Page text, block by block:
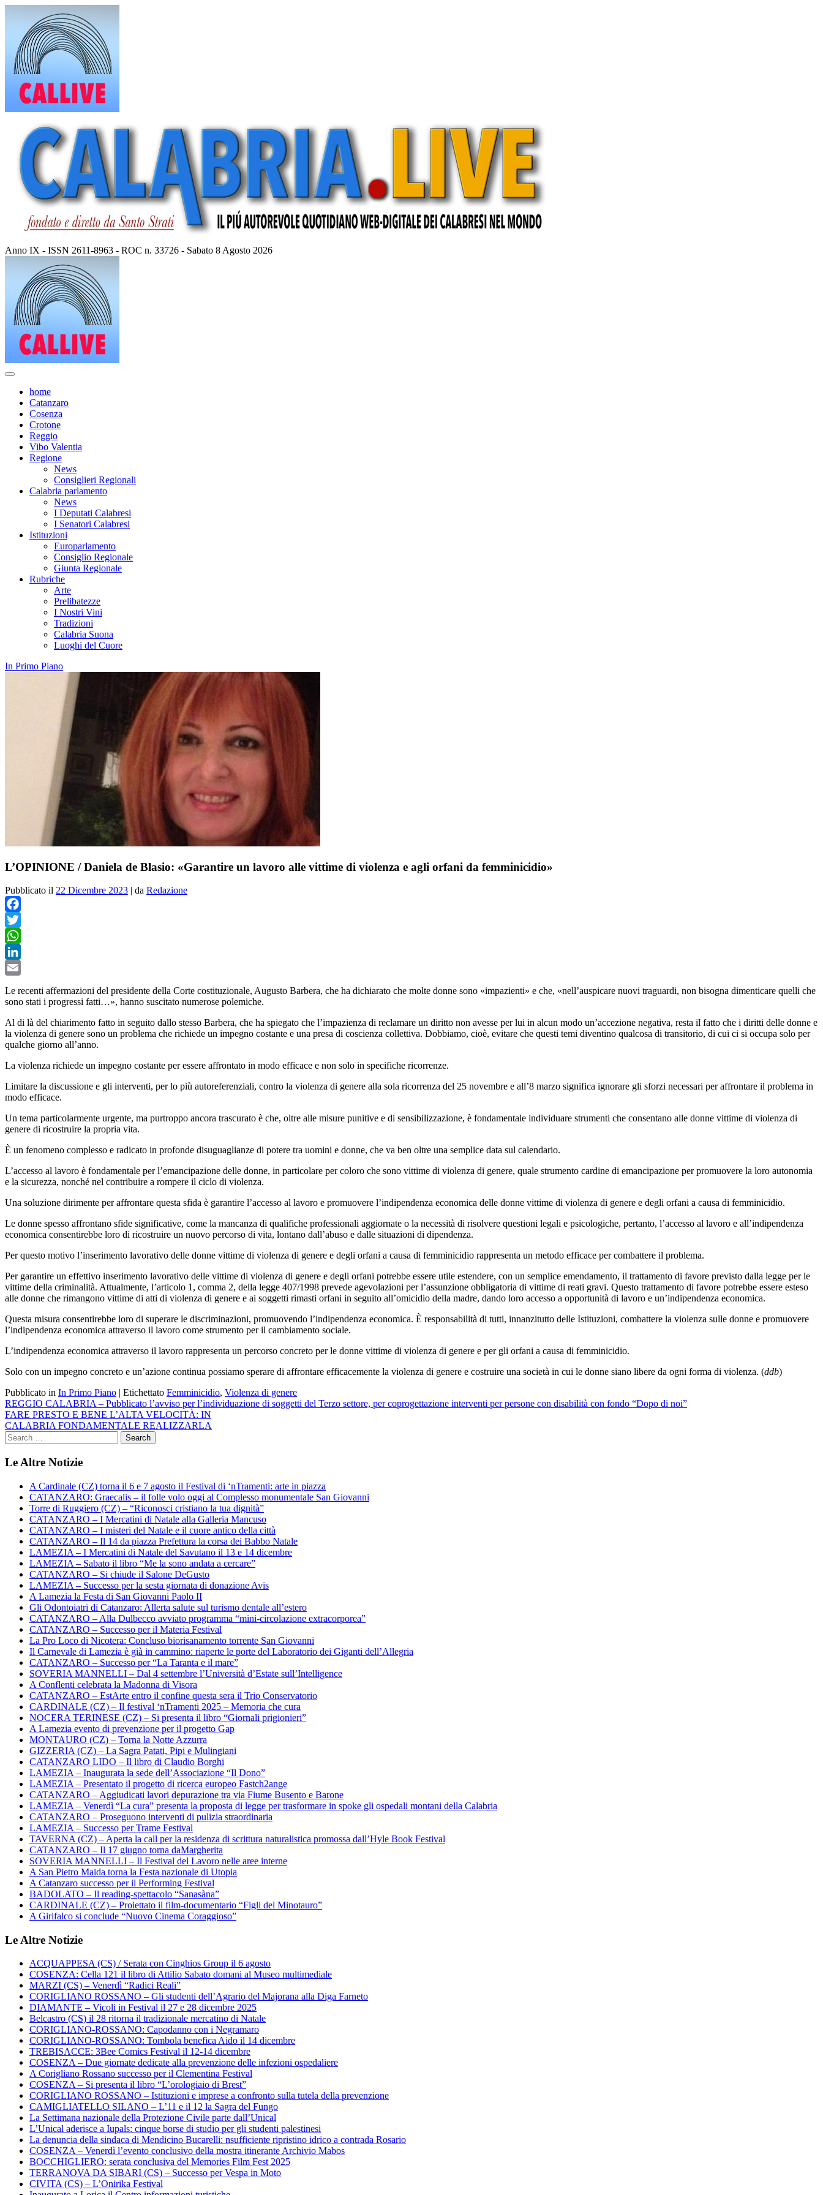
contenuto
Anno IX - ISSN 2611-8963 - ROC n. 33726 - Sabato 8 Agosto 2026
home
Catanzaro
Cosenza
Crotone
Reggio
Vibo Valentia
Regione
News
Consiglieri Regionali
Calabria parlamento
News
I Deputati Calabresi
I Senatori Calabresi
Istituzioni
Europarlamento
Consiglio Regionale
Giunta Regionale
Rubriche
Arte
Prelibatezze
I Nostri Vini
Tradizioni
Calabria Suona
Luoghi del Cuore
In Primo Piano
L’OPINIONE / Daniela de Blasio: «Garantire un lavoro alle vittime di violenza e agli orfani da femminicidio»
Pubblicato il 22 Dicembre 2023 | da Redazione
Facebook
Twitter
WhatsApp
LinkedIn
Le recenti affermazioni del presidente della Corte costituzionale, Augusto Barbera, che ha dichiarato che molte donne sono «impazienti» e che, «nell’auspicare nuovi traguardi, non bisogna dimenticare quelli che
sono stati i progressi fatti…», hanno suscitato numerose polemiche.
Al di là del chiarimento fatto in seguito dallo stesso Barbera, che ha spiegato che l’impazienza di reclamare un diritto non avesse per lui in alcun modo un’accezione negativa, resta il fatto che i diritti delle donne e
la violenza di genere sono un problema che richiede un impegno costante e una presa di coscienza collettiva. Dobbiamo, cioè, evitare che questi temi diventino qualcosa di transitorio, di cui ci si occupa solo per
qualche giorno all’anno.
La violenza richiede un impegno costante per essere affrontato in modo efficace e non solo in specifiche ricorrenze.
Limitare la discussione e gli interventi, per lo più autoreferenziali, contro la violenza di genere alla sola ricorrenza del 25 novembre e all’8 marzo significa ignorare gli sforzi necessari per affrontare il problema in
modo efficace.
Un tema particolarmente urgente, ma purtroppo ancora trascurato è che, oltre alle misure punitive e di sensibilizzazione, è fondamentale individuare strumenti che consentano alle donne vittime di violenza di
genere di ricostruire la propria vita.
È un fenomeno complesso e radicato in profonde disuguaglianze di potere tra uomini e donne, che va ben oltre una semplice data sul calendario.
L’accesso al lavoro è fondamentale per l’emancipazione delle donne, in particolare per coloro che sono vittime di violenza di genere, quale strumento cardine di emancipazione per promuovere la loro autonomia
e la sicurezza, nonché nel contribuire a rompere il ciclo di violenza.
Una soluzione dirimente per affrontare questa sfida è garantire l’accesso al lavoro e promuovere l’indipendenza economica delle donne vittime di violenza di genere e degli orfani a causa di femminicidio.
Le donne spesso affrontano sfide significative, come la mancanza di qualifiche professionali aggiornate o la necessità di risolvere questioni legali e psicologiche, pertanto, l’accesso al lavoro e all’indipendenza
economica consentirebbe loro di ricostruire un nuovo percorso di vita, lontano dall’abuso e dalle situazioni di dipendenza.
Per questo motivo l’inserimento lavorativo delle donne vittime di violenza di genere e degli orfani a causa di femminicidio rappresenta un metodo efficace per combattere il problema.
Per garantire un effettivo inserimento lavorativo delle vittime di violenza di genere e degli orfani potrebbe essere utile estendere, con un semplice emendamento, il trattamento di favore previsto dalla legge per le
vittime della criminalità. Attualmente, l’articolo 1, comma 2, della legge 407/1998 prevede agevolazioni per l’assunzione obbligatoria di vittime di reati gravi. Questo trattamento di favore potrebbe essere esteso
alle donne che rimangono vittime di atti di violenza di genere e ai soggetti rimasti orfani in seguito all’omicidio della madre, dando loro accesso a opportunità di lavoro e un’indipendenza economica.
Questa misura consentirebbe loro di superare le discriminazioni, promuovendo l’indipendenza economica. È responsabilità di tutti, innanzitutto delle Istituzioni, combattere la violenza sulle donne e promuovere
l’indipendenza economica attraverso il lavoro come strumento per il cambiamento sociale.
L’indipendenza economica attraverso il lavoro rappresenta un percorso concreto per le donne vittime di violenza di genere e per gli orfani a causa di femminicidio.
Solo con un impegno concreto e un’azione continua possiamo sperare di affrontare efficacemente la violenza di genere e costruire una società in cui le donne siano libere da ogni forma di violenza. (ddb)
Pubblicato in In Primo Piano | Etichettato Femminicidio, Violenza di genere
Navigazione
articoli
REGGIO CALABRIA – Pubblicato l’avviso per l’individuazione di soggetti del Terzo settore, per coprogettazione interventi per persone con disabilità con fondo “Dopo di noi”
FARE PRESTO E BENE L’ALTA VELOCITÀ: IN
CALABRIA FONDAMENTALE REALIZZARLA
Le Altre Notizie
A Cardinale (CZ) torna il 6 e 7 agosto il Festival di ‘nTramenti: arte in piazza
CATANZARO: Graecalis – il folle volo oggi al Complesso monumentale San Giovanni
Torre di Ruggiero (CZ) – “Riconosci cristiano la tua dignità”
CATANZARO – I Mercatini di Natale alla Galleria Mancuso
CATANZARO – I misteri del Natale e il cuore antico della città
CATANZARO – Il 14 da piazza Prefettura la corsa dei Babbo Natale
LAMEZIA – I Mercatini di Natale del Savutano il 13 e 14 dicembre
LAMEZIA – Sabato il libro “Me la sono andata a cercare”
CATANZARO – Si chiude il Salone DeGusto
LAMEZIA – Successo per la sesta giornata di donazione Avis
A Lamezia la Festa di San Giovanni Paolo II
Gli Odontoiatri di Catanzaro: Allerta salute sul turismo dentale all’estero
CATANZARO – Alla Dulbecco avviato programma “mini-circolazione extracorporea”
CATANZARO – Successo per il Materia Festival
La Pro Loco di Nicotera: Concluso biorisanamento torrente San Giovanni
Il Carnevale di Lamezia è già in cammino: riaperte le porte del Laboratorio dei Giganti dell’Allegria
CATANZARO – Successo per “La Taranta e il mare”
SOVERIA MANNELLI – Dal 4 settembre l’Università d’Estate sull’Intelligence
A Conflenti celebrata la Madonna di Visora
CATANZARO – EstArte entro il confine questa sera il Trio Conservatorio
CARDINALE (CZ) – Il festival ‘nTramenti 2025 – Memoria che cura
NOCERA TERINESE (CZ) – Si presenta il libro “Giornali prigionieri”
A Lamezia evento di prevenzione per il progetto Gap
MONTAURO (CZ) – Torna la Notte Azzurra
GIZZERIA (CZ) – La Sagra Patati, Pipi e Mulingiani
CATANZARO LIDO – Il libro di Claudio Borghi
LAMEZIA – Inaugurata la sede dell’Associazione “Il Dono”
LAMEZIA – Presentato il progetto di ricerca europeo Fastch2ange
CATANZARO – Aggiudicati lavori depurazione tra via Fiume Busento e Barone
LAMEZIA – Venerdì “La cura” presenta la proposta di legge per trasformare in spoke gli ospedali montani della Calabria
CATANZARO – Proseguono interventi di pulizia straordinaria
LAMEZIA – Successo per Trame Festival
TAVERNA (CZ) – Aperta la call per la residenza di scrittura naturalistica promossa dall’Hyle Book Festival
CATANZARO – Il 17 giugno torna daMargherita
SOVERIA MANNELLI – Il Festival del Lavoro nelle aree interne
A San Pietro Maida torna la Festa nazionale di Utopia
A Catanzaro successo per il Performing Festival
BADOLATO – Il reading-spettacolo “Sanasàna”
CARDINALE (CZ) – Proiettato il film-documentario “Figli del Minotauro”
A Girifalco si conclude “Nuovo Cinema Coraggioso”
Le Altre Notizie
ACQUAPPESA (CS) / Serata con Cinghios Group il 6 agosto
COSENZA: Cella 121 il libro di Attilio Sabato domani al Museo multimediale
MARZI (CS) – Venerdì “Radici Reali”
CORIGLIANO ROSSANO – Gli studenti dell’Agrario del Majorana alla Diga Farneto
DIAMANTE – Vicoli in Festival il 27 e 28 dicembre 2025
Belcastro (CS) il 28 ritorna il tradizionale mercatino di Natale
CORIGLIANO-ROSSANO: Capodanno con i Negramaro
CORIGLIANO-ROSSANO: Tombola benefica Aido il 14 dicembre
TREBISACCE: 3Bee Comics Festival il 12-14 dicembre
COSENZA – Due giornate dedicate alla prevenzione delle infezioni ospedaliere
A Corigliano Rossano successo per il Clementina Festival
COSENZA – Si presenta il libro “L’orologiaio di Brest”
CORIGLIANO ROSSANO – Istituzioni e imprese a confronto sulla tutela della prevenzione
CAMIGLIATELLO SILANO – L’11 e il 12 la Sagra del Fungo
La Settimana nazionale della Protezione Civile parte dall’Unical
L’Unical aderisce a Iupals: cinque borse di studio per gli studenti palestinesi
La denuncia della sindaca di Mendicino Bucarelli: nsufficiente ripristino idrico a contrada Rosario
COSENZA – Venerdì l’evento conclusivo della mostra itinerante Archivio Mabos
BOCCHIGLIERO: serata conclusiva del Memories Film Fest 2025
TERRANOVA DA SIBARI (CS) – Successo per Vespa in Moto
CIVITA (CS) – L’Onirika Festival